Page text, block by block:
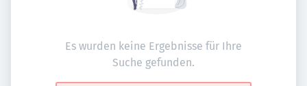
Es wurden keine Ergebnisse für Ihre
Suche gefunden.